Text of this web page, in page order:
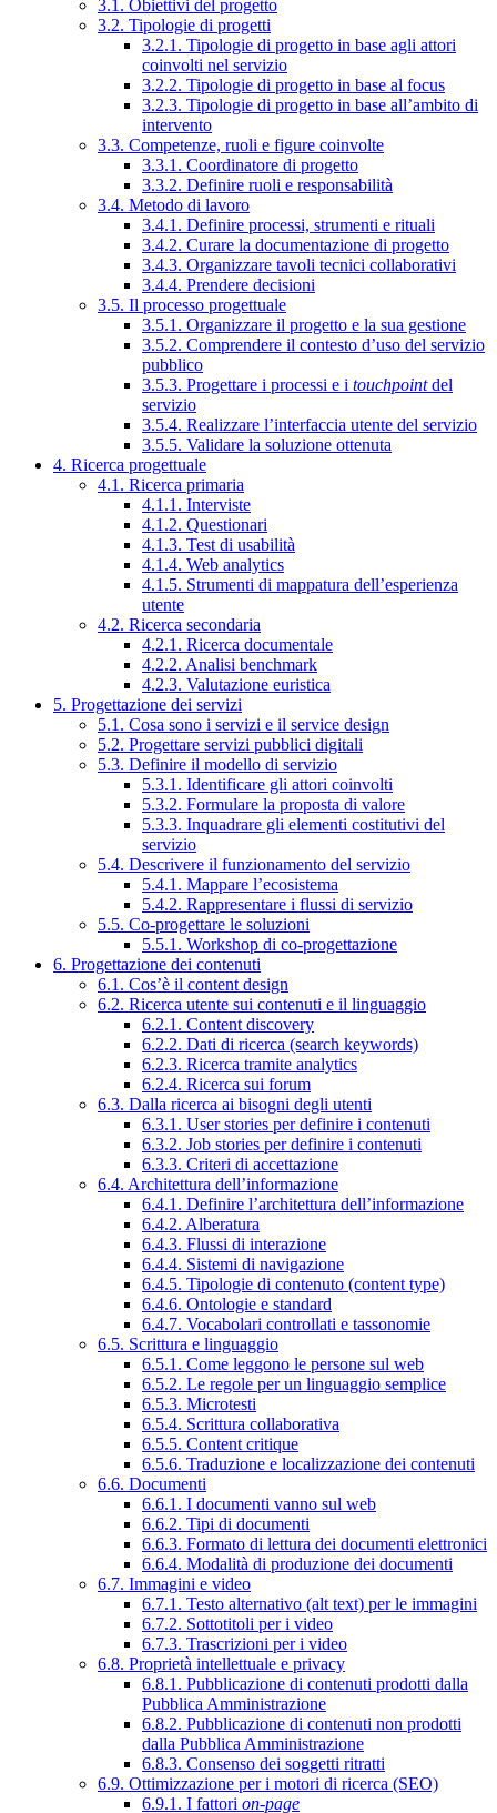
3.1. Obiettivi del progetto
3.2. Tipologie di progetti
3.2.1. Tipologie di progetto in base agli attori
coinvolti nel servizio
3.2.2. Tipologie di progetto in base al focus
3.2.3. Tipologie di progetto in base all’ambito di
intervento
3.3. Competenze, ruoli e figure coinvolte
3.3.1. Coordinatore di progetto
3.3.2. Definire ruoli e responsabilità
3.4. Metodo di lavoro
3.4.1. Definire processi, strumenti e rituali
3.4.2. Curare la documentazione di progetto
3.4.3. Organizzare tavoli tecnici collaborativi
3.4.4. Prendere decisioni
3.5. Il processo progettuale
3.5.1. Organizzare il progetto e la sua gestione
3.5.2. Comprendere il contesto d’uso del servizio
pubblico
3.5.3. Progettare i processi e i touchpointdel
servizio
3.5.4. Realizzare l’interfaccia utente del servizio
3.5.5. Validare la soluzione ottenuta
4. Ricerca progettuale
4.1. Ricerca primaria
4.1.1. Interviste
4.1.2. Questionari
4.1.3. Test di usabilità
4.1.4. Web analytics
4.1.5. Strumenti di mappatura dell’esperienza
utente
4.2. Ricerca secondaria
4.2.1. Ricerca documentale
4.2.2. Analisi benchmark
4.2.3. Valutazione euristica
5. Progettazione dei servizi
5.1. Cosa sono i servizi e il service design
5.2. Progettare servizi pubblici digitali
5.3. Definire il modello di servizio
5.3.1. Identificare gli attori coinvolti
5.3.2. Formulare la proposta di valore
5.3.3. Inquadrare gli elementi costitutivi del
servizio
5.4. Descrivere il funzionamento del servizio
5.4.1. Mappare l’ecosistema
5.4.2. Rappresentare i flussi di servizio
5.5. Co-progettare le soluzioni
5.5.1. Workshop di co-progettazione
6. Progettazione dei contenuti
6.1. Cos’è il content design
6.2. Ricerca utente sui contenuti e il linguaggio
6.2.1. Content discovery
6.2.2. Dati di ricerca (search keywords)
6.2.3. Ricerca tramite analytics
6.2.4. Ricerca sui forum
6.3. Dalla ricerca ai bisogni degli utenti
6.3.1. User stories per definire i contenuti
6.3.2. Job stories per definire i contenuti
6.3.3. Criteri di accettazione
6.4. Architettura dell’informazione
6.4.1. Definire l’architettura dell’informazione
6.4.2. Alberatura
6.4.3. Flussi di interazione
6.4.4. Sistemi di navigazione
6.4.5. Tipologie di contenuto (content type)
6.4.6. Ontologie e standard
6.4.7. Vocabolari controllati e tassonomie
6.5. Scrittura e linguaggio
6.5.1. Come leggono le persone sul web
6.5.2. Le regole per un linguaggio semplice
6.5.3. Microtesti
6.5.4. Scrittura collaborativa
6.5.5. Content critique
6.5.6. Traduzione e localizzazione dei contenuti
6.6. Documenti
6.6.1. I documenti vanno sul web
6.6.2. Tipi di documenti
6.6.3. Formato di lettura dei documenti elettronici
6.6.4. Modalità di produzione dei documenti
6.7. Immagini e video
6.7.1. Testo alternativo (alt text) per le immagini
6.7.2. Sottotitoli per i video
6.7.3. Trascrizioni per i video
6.8. Proprietà intellettuale e privacy
6.8.1. Pubblicazione di contenuti prodotti dalla
Pubblica Amministrazione
6.8.2. Pubblicazione di contenuti non prodotti
dalla Pubblica Amministrazione
6.8.3. Consenso dei soggetti ritratti
6.9. Ottimizzazione per i motori di ricerca (SEO)
6.9.1. I fattori on-page